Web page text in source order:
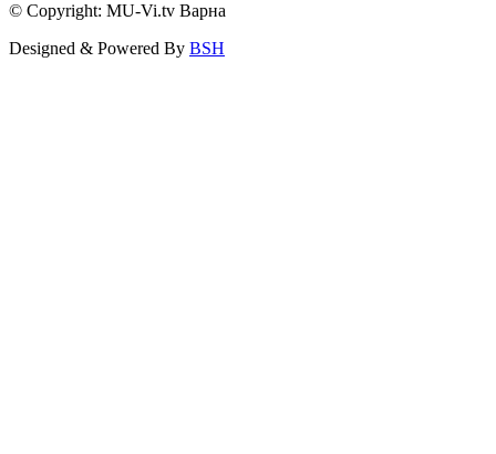
© Copyright: MU-Vi.tv Варна
Designed & Powered By BSH